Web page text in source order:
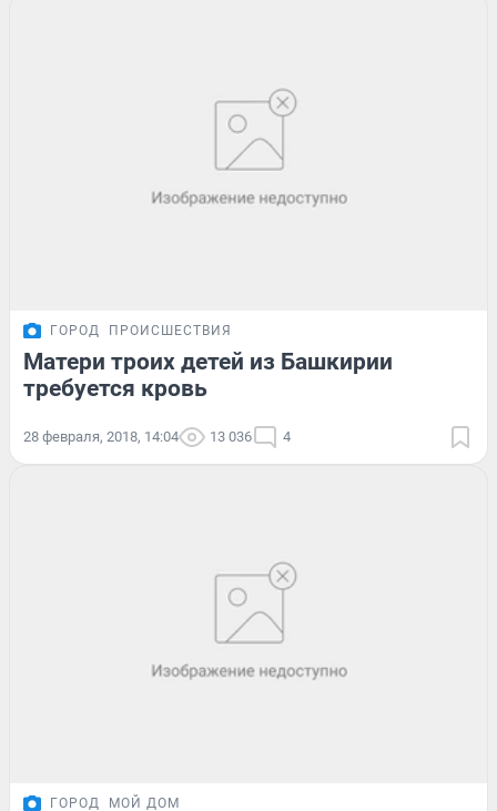
ГОРОД ПРОИСШЕСТВИЯ
Матери троих детей из Башкирии
требуется кровь
28 февраля, 2018, 14:04 13 036 4
ГОРОД МОЙ ДОМ